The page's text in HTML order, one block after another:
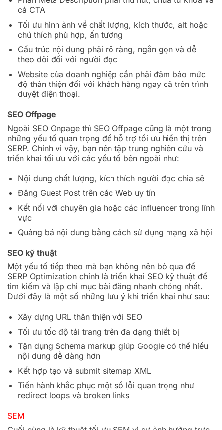
cả CTA
Tối ưu hình ảnh về chất lượng, kích thước, alt hoặc
chú thích phù hợp, ấn tượng
Cấu trúc nội dung phải rõ ràng, ngắn gọn và dễ
theo dõi đối với người đọc
Website của doanh nghiệp cần phải đảm bảo mức
độ thân thiện đối với khách hàng ngay cả trên trình
duyệt điện thoại.
SEO Offpage
Ngoài SEO Onpage thì SEO Offpage cũng là một trong
những yếu tố quan trọng để hỗ trợ tối ưu hiển thị trên
SERP. Chính vì vậy, bạn nên tập trung nghiên cứu và
triển khai tối ưu với các yếu tố bên ngoài như:
Nội dung chất lượng, kích thích người đọc chia sẻ
Đăng Guest Post trên các Web uy tín
Kết nối với chuyên gia hoặc các influencer trong lĩnh
vực
Quảng bá nội dung bằng cách sử dụng mạng xã hội
SEO kỹ thuật
Một yếu tố tiếp theo mà bạn không nên bỏ qua để
SERP Optimization chính là triển khai SEO kỹ thuật để
tìm kiếm và lập chỉ mục bài đăng nhanh chóng nhất.
Dưới đây là một số những lưu ý khi triển khai như sau:
Xây dựng URL thân thiện với SEO
Tối ưu tốc độ tải trang trên đa dạng thiết bị
Tận dụng Schema markup giúp Google có thể hiểu
nội dung dễ dàng hơn
Kết hợp tạo và submit sitemap XML
Tiến hành khắc phục một số lỗi quan trọng như
redirect loops và broken links
SEM